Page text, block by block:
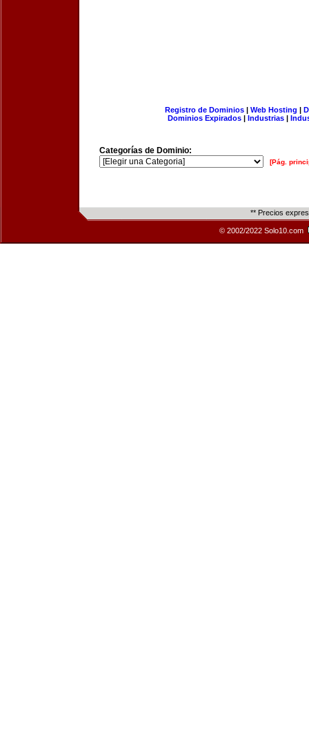
Registro de Dominios| Web Hosting |
Dominios Expirados | Industrias |
Categorías de Dominio:
[Pág.
** Precios
© 2002/2022 Solo10.com